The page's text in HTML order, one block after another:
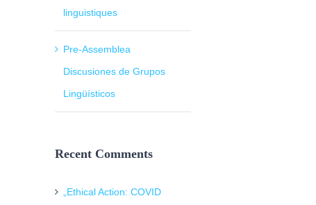
linguistiques
Pre-Assemblea
Discusiones de Grupos
Lingüísticos
Recent Comments
„Ethical Action: COVID